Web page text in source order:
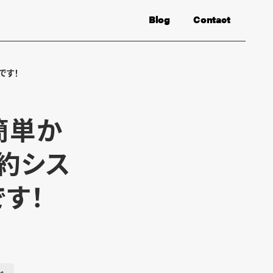
Contact
Blog
！
単か
シス
！